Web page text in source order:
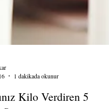
1 dakikada okunur